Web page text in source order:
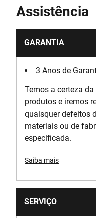
25
Max. Torque [Nm]
0 - 550
Number of Clutch
11
Fonte de energia
Assistência
GARANTIA
3 Anos de
Temos a certeza
produtos e iremos
quaisquer defeitos
materiais ou de
especificada.
Saiba mais
SERVIÇO